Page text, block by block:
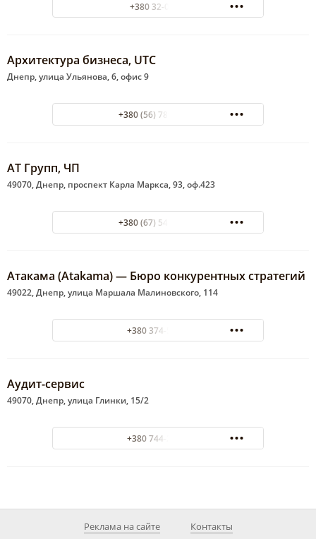
+380 32-08-23
Архитектура бизнеса, UTC
Днепр, улица Ульянова, 6, офис 9
+380 (56) 789-77-77
АТ Групп, ЧП
49070, Днепр, проспект Карла Маркса, 93, оф.423
+380 (67) 543-47-47
Атакама (Atakama) — Бюро конкурентных стратегий
49022, Днепр, улица Маршала Малиновского, 114
+380 374-52-00
Аудит-сервис
49070, Днепр, улица Глинки, 15/2
+380 744-25-02
Реклама на сайте Контакты